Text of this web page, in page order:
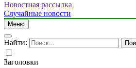
Новостная рассылка
Случайные новости
Меню
Найти:
Заголовки